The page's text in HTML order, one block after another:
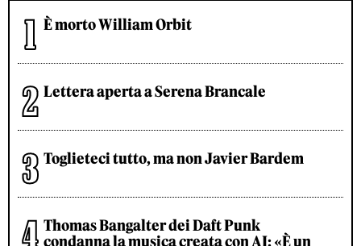
È morto William Orbit
Lettera aperta a Serena Brancale
Toglieteci tutto, ma non Javier Bardem
Thomas Bangalter dei Daft Punk
condanna la musica creata con AI: «È un